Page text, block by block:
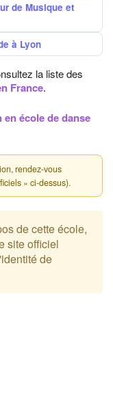
de Musique et
à Lyon
la liste des
France.
école de danse
rendez-vous
» ci-dessus).
de cette école,
site officiel
de